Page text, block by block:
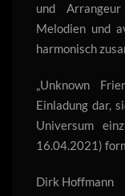
und
Melodien und
harmonisch
„Unknown
Einladung dar,
Universum
16.04.2021)
Dirk Hoffmann